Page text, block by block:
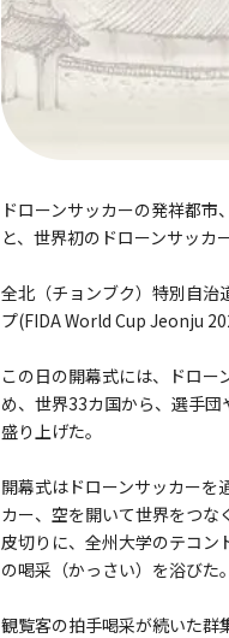
ドローンサッカーの発祥都
と、世界初のドローンサッカ
全北（チョンブク）特別自治
プ(FIDA World Cup Jeonju
この日の開幕式には、ドロ
め、世界33カ国から、選手
盛り上げた。
開幕式はドローンサッカーを
カー、空を開いて世界をつな
皮切りに、全州大学のテコン
の喝采（かっさい）を浴びた
観覧客の拍手喝采が続いた群